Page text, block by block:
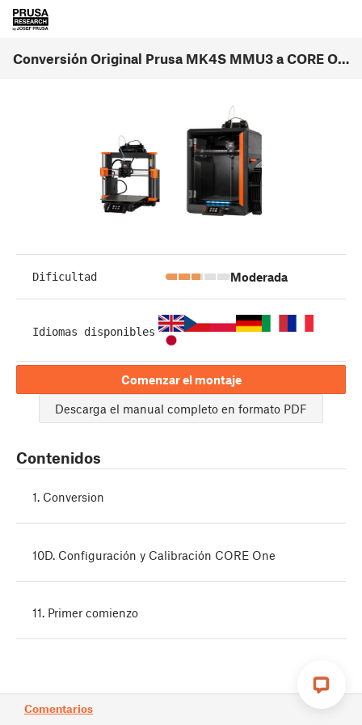
Conversión Original Prusa MK4S MMU3 a CORE One MMU3 (1.00)
Comentarios
Dificultad Moderada
Idiomas disponibles
Comenzar el montaje
Descarga el manual completo en formato PDF
Contenidos
1. Conversion
10D. Configuración y Calibración CORE One
11. Primer comienzo